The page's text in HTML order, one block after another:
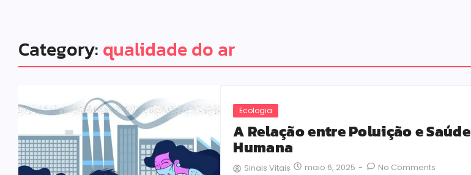
Category: qualidade do ar
Ecologia
A Relação entre Poluição e Saúde
Humana
Sinais Vitais maio 6, 2025 -
No Comments